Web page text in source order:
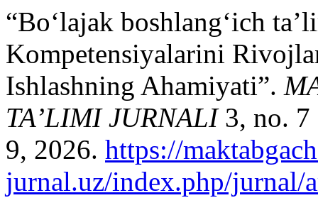
“Bo‘lajak boshlang‘ich
Kompetensiyalarini
Ishlashning Ahamiyati”.
TA’LIMI JURNALI3, no. 7
9, 2026. https://
jurnal.uz/index.php/jurnal/